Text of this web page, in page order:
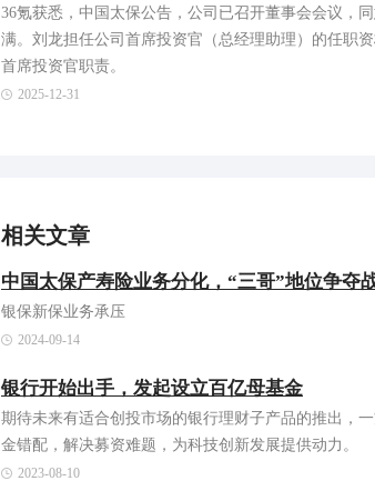
36氪获悉，中国太保公告，公司已召开董事会会议，
满。刘龙担任公司首席投资官（总经理助理）的任职
首席投资官职责。
2025-12-31
相关文章
中国太保产寿险业务分化，“三哥”地位争夺
银保新保业务承压
2024-09-14
银行开始出手，发起设立百亿母基金
期待未来有适合创投市场的银行理财子产品的推出，
金错配，解决募资难题，为科技创新发展提供动力。
2023-08-10